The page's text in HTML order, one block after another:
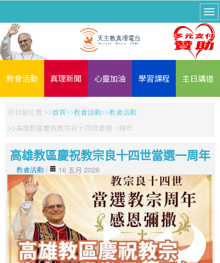
教會活動 真理新聞 心靈加油 學習課程 主日講道
你目前位置: 首頁 教會活動
教會活動
高雄教區慶祝教宗良十四世當選一周年
高雄教區慶祝教宗良十四世當選一周年
教會活動 / 16 五月 2026